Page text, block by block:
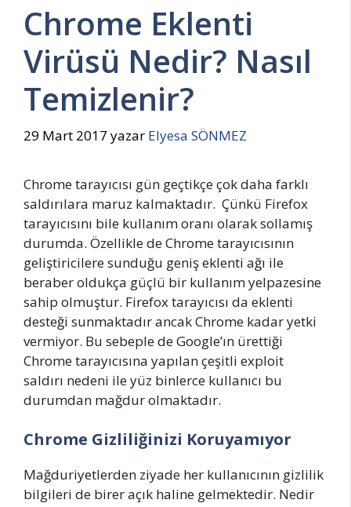
Chrome Eklenti
Virüsü Nedir? Nasıl
Temizlenir?
29 Mart 2017 yazar Elyesa SÖNMEZ
Chrome tarayıcısı gün geçtikçe çok daha farklı
saldırılara maruz kalmaktadır. Çünkü Firefox
tarayıcısını bile kullanım oranı olarak sollamış
durumda. Özellikle de Chrome tarayıcısının
geliştiricilere sunduğu geniş eklenti ağı ile
beraber oldukça güçlü bir kullanım yelpazesine
sahip olmuştur. Firefox tarayıcısı da eklenti
desteği sunmaktadır ancak Chrome kadar yetki
vermiyor. Bu sebeple de Google’ın ürettiği
Chrome tarayıcısına yapılan çeşitli exploit
saldırı nedeni ile yüz binlerce kullanıcı bu
durumdan mağdur olmaktadır.
Chrome Gizliliğinizi Koruyamıyor
Mağduriyetlerden ziyade her kullanıcının gizlilik
bilgileri de birer açık haline gelmektedir. Nedir